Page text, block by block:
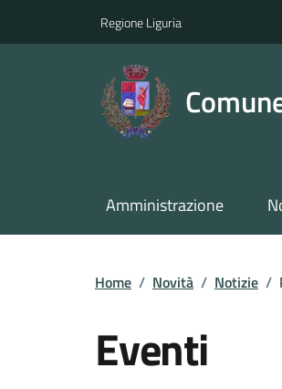
Regione Liguria
Amministrazione
Home / Novità / Notizie /
Eventi